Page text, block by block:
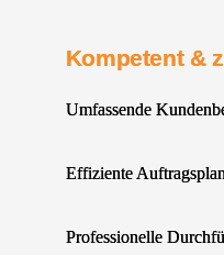
Kompetent &
Umfassende
Effiziente
Professionelle